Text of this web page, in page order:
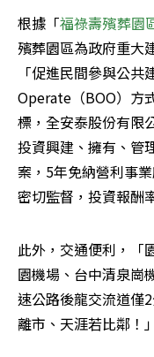
根據「福祿壽殯葬園
殯葬園區為政府重大
「促進民間參與公
Operate（BOO）方
標，全安泰股份有限
投資興建、擁有、管
案，5年免納營利事
密切監督，投資報酬
此外，交通便利，「
園機場、台中清泉崗
速公路後龍交流道僅
離市、天涯若比鄰！」